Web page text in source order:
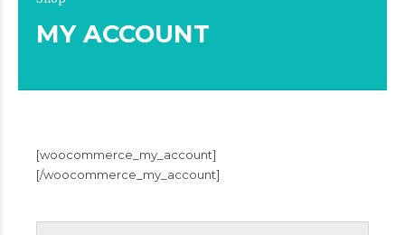
MY ACCOUNT
[woocommerce_my_account]
[/woocommerce_my_account]